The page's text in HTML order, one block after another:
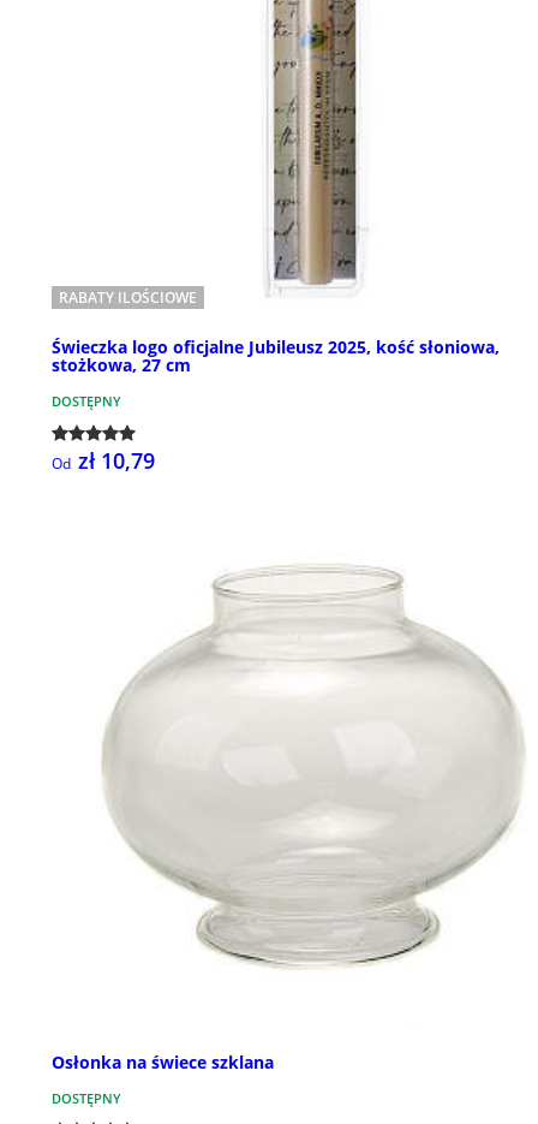
RABATY ILOŚCIOWE
Świeczka logo oficjalne Jubileusz 2025, kość słoniowa,
stożkowa, 27 cm
DOSTĘPNY
Od zł 10,79
Osłonka na świece szklana
DOSTĘPNY